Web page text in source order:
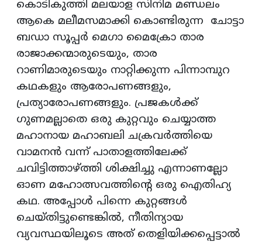
കൊടികുത്തി മലയാള സിനിമ മണ്ഡലം
ആകെ മലീമസമാക്കി കൊണ്ടിരുന്ന ചോട്ടാ
ബഡാ സൂപ്പർ മെഗാ മൈക്രോ താര
രാജാക്കന്മാരുടെയും, താര
റാണിമാരുടെയും നാറ്റിക്കുന്ന പിന്നാമ്പുറ
കഥകളും ആരോപണങ്ങളും,
പ്രത്യാരോപണങ്ങളും. പ്രജകൾക്ക്
ഗുണമല്ലാതെ ഒരു കുറ്റവും ചെയ്യാത്ത
മഹാനായ മഹാബലി ചക്രവർത്തിയെ
വാമനൻ വന്ന് പാതാളത്തിലേക്ക്
ചവിട്ടിത്താഴ്ത്തി ശിക്ഷിച്ചു എന്നാണല്ലോ
ഓണ മഹോത്സവത്തിന്റെ ഒരു ഐതിഹ്യ
കഥ. അപ്പോൾ പിന്നെ കുറ്റങ്ങൾ
ചെയ്തിട്ടുണ്ടെങ്കിൽ, നീതിന്യായ
വ്യവസ്ഥയിലൂടെ അത് തെളിയിക്കപ്പെട്ടാൽ